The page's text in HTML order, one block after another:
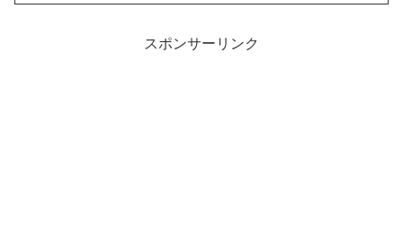
スポンサーリンク